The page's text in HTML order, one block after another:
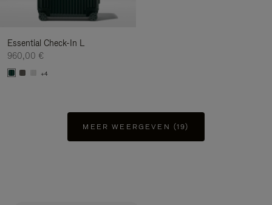
Essential Check-In L
960,00 €
+4
MEER WEERGEVEN (19)